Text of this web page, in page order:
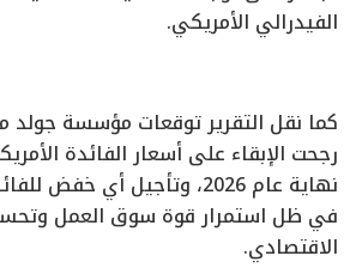
الفيدرالي الأمريكي.
كما نقل التقرير توقعات مؤسسة
رجحت الإبقاء على أسعار الفائدة
في ظل استمرار قوة سوق العمل
الاقتصادي.